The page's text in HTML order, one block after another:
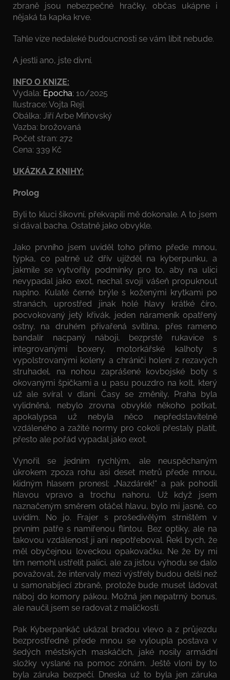
zbraně jsou nebezpečné hračky, občas ukápne i
nějaká ta kapka krve.
Tahle vize nedaleké budoucnosti se vám líbit nebude.
A jestli ano, jste divní.
INFO O KNIZE:
Vydala: Epocha; 10/2025
Ilustrace: Vojta Rejl
Obálka: Jiří Arbe Miňovský
Vazba: brožovaná
Počet stran: 272
Cena: 339 Kč
UKÁZKA Z KNIHY:
Prolog
Byli to kluci šikovní, překvapili mě dokonale. A to jsem
si dával bacha. Ostatně jako obvykle.
Jako prvního jsem uviděl toho přímo přede mnou,
týpka, co patrně už dřív ujížděl na kyberpunku, a
jakmile se vytvořily podmínky pro to, aby na ulici
nevypadal jako exot, nechal svoji vášeň propuknout
naplno. Kulaté černé brýle s koženými krytkami po
stranách, uprostřed jinak holé hlavy krátké číro,
pocvokovaný jetý křivák, jeden nárameník opatřený
ostny, na druhém přivařená svítilna, přes rameno
bandalír nacpaný náboji, bezprsté rukavice s
integrovanými boxery, motorkářské kalhoty s
vypolstrovanými koleny a chrániči holení z rezavých
struhadel, na nohou zaprášené kovbojské boty s
okovanými špičkami a u pasu pouzdro na kolt, který
už ale svíral v dlani. Časy se změnily, Praha byla
vylidněná, nebylo zrovna obvyklé někoho potkat,
apokalypsa už nebyla něco nepředstavitelně
vzdáleného a zažité normy pro cokoli přestaly platit,
přesto ale pořád vypadal jako exot.
Vynořil se jedním rychlým, ale neuspěchaným
úkrokem zpoza rohu asi deset metrů přede mnou,
klidným hlasem pronesl: „Nazdárek!“ a pak pohodil
hlavou vpravo a trochu nahoru. Už když jsem
naznačeným směrem otáčel hlavu, bylo mi jasné, co
uvidím. No jo. Frajer s prošedivělým strništěm v
prvním patře s namířenou flintou. Bez optiky, ale na
takovou vzdálenost ji ani nepotřeboval. Řekl bych, že
měl obyčejnou loveckou opakovačku. Ne že by mi
tím nemohl ustřelit palici, ale za jistou výhodu se dalo
považovat, že intervaly mezi výstřely budou delší než
u samonabíjecí zbraně, protože bude muset ládovat
náboj do komory pákou. Možná jen nepatrný bonus,
ale naučil jsem se radovat z maličkostí.
Pak Kyberpankáč ukázal bradou vlevo a z průjezdu
bezprostředně přede mnou se vyloupla postava v
šedých městských maskáčích, jaké nosily armádní
složky vyslané na pomoc zónám. Ještě vloni by to
byla záruka bezpečí. Dneska už to byla jen záruka